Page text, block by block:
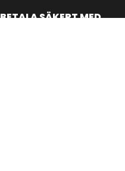
BETALA SÄKERT MED